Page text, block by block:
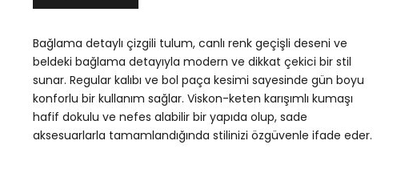
Bağlama detaylı çizgili tulum, canlı renk geçişli deseni ve
beldeki bağlama detayıyla modern ve dikkat çekici bir stil
sunar. Regular kalıbı ve bol paça kesimi sayesinde gün boyu
konforlu bir kullanım sağlar. Viskon-keten karışımlı kumaşı
hafif dokulu ve nefes alabilir bir yapıda olup, sade
aksesuarlarla tamamlandığında stilinizi özgüvenle ifade eder.